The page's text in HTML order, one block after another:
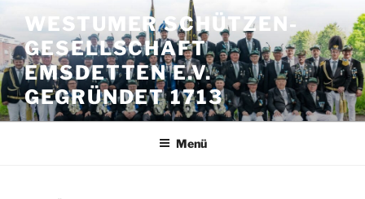
Inhalt
springen
WESTUMER SCHÜTZEN-
GESELLSCHAFT
EMSDETTEN E.V.
GEGRÜNDET 1713
Menü